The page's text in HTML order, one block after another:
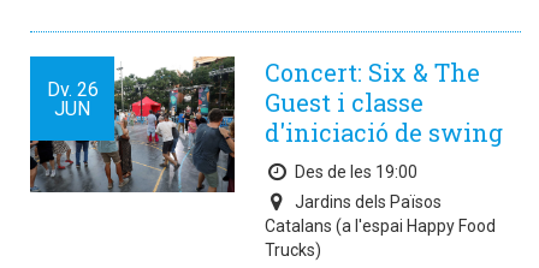
Dv. 26
JUN
Concert: Six & The
Guest i classe
d'iniciació de swing
Des de les 19:00
Jardins dels Països
Catalans (a l'espai Happy Food
Trucks)